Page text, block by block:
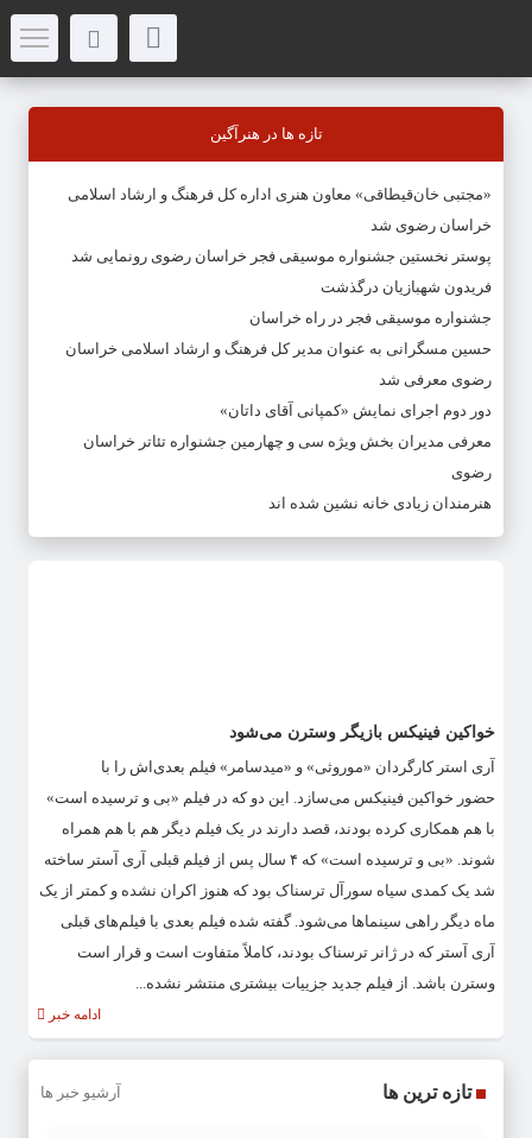
تازه ها در هنرآگین
«مجتبی خان‌قیطاقی» معاون هنری اداره کل فرهنگ و ارشاد اسلامی
خراسان رضوی شد
پوستر نخستین جشنواره موسیقی فجر خراسان رضوی رونمایی شد
فریدون شهبازیان درگذشت
جشنواره موسیقی فجر در راه خراسان
حسین مسگرانی به عنوان مدیر کل فرهنگ و ارشاد اسلامی خراسان
رضوی معرفی شد
دور دوم اجرای نمایش «کمپانی آقای داتان»
معرفی مدیران بخش ویژه سی و چهارمین جشنواره تئاتر خراسان
رضوی
هنرمندان زیادی خانه نشین شده اند
خواکین فینیکس بازیگر وسترن می‌شود
آری استر کارگردان «موروثی» و «میدسامر» فیلم بعدی‌اش را با
حضور خواکین فینیکس می‌سازد. این دو که در فیلم «بی و ترسیده است»
با هم همکاری کرده بودند، قصد دارند در یک فیلم دیگر هم با هم همراه
شوند. «بی و ترسیده است» که ۴ سال پس از فیلم قبلی آری آستر ساخته
شد یک کمدی سیاه سورآل ترسناک بود که هنوز اکران نشده و کمتر از یک
ماه دیگر راهی سینماها می‌شود. گفته شده فیلم بعدی با فیلم‌های قبلی
آری آستر که در ژانر ترسناک بودند، کاملاً متفاوت است و قرار است
وسترن باشد. از فیلم جدید جزییات بیشتری منتشر نشده...
ادامه خبر
تازه ترین ها آرشیو خبر ها